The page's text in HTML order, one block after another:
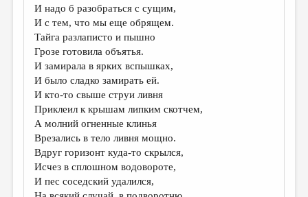
ПЕРЕВОДЫ
КОНКУРСЫ
ДЕТСКАЯ КОМНАТА
КНИЖНАЯ ПОЛКА
ОБЗОР ЛИТЕРАТУРЫ
СТРАНИЦЫ ПАМЯТИ
ОБЪЯВЛЕНИЯ
КОЛОНКА РЕДАКТОРА
И надо б разобраться с сущим,
И с тем, что мы еще обрящем.
Тайга разлаписто и пышно
Грозе готовила объятья.
И замирала в ярких вспышках,
И было сладко замирать ей.
И кто-то свыше струи ливня
Приклеил к крышам липким скотчем,
А молний огненные клинья
Врезались в тело ливня мощно.
Вдруг горизонт куда-то скрылся,
Исчез в сплошном водовороте,
И пес соседский удалился,